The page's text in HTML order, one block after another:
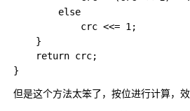
        else
            crc <<= 1;
    }
    return crc;
但是这个方法太笨了，按位进行计算，效